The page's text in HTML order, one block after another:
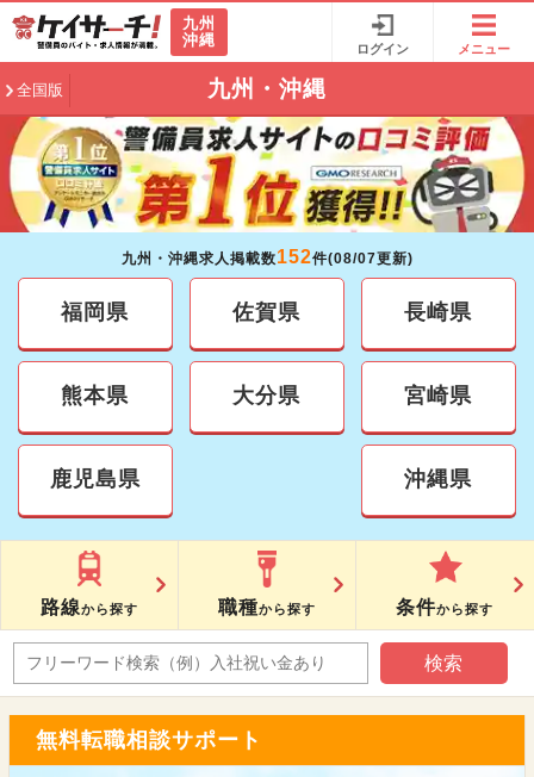
九州
沖縄
ログイン メニュー
全国版 九州・沖縄
九州・沖縄求人掲載数152件(08/07更新)
福岡県 佐賀県 長崎県
熊本県 大分県 宮崎県
鹿児島県 沖縄県
路線から探す 職種から探す 条件から探す
無料転職相談サポート